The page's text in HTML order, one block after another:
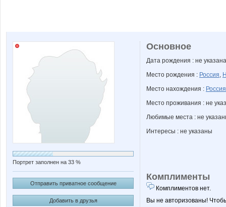
Портрет заполнен на 33 %
Отправить приватное сообщение
Добавить в друзья
Основное
Дата рождения : не указана
Место рождения : Россия,
Место нахождения : Россия
Место проживания : не
Любимые места : не
Интересы : не указаны
Комплименты
Комплиментов нет.
Вы не авторизованы!